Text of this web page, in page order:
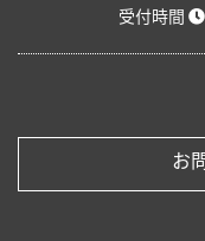
受付時間
お